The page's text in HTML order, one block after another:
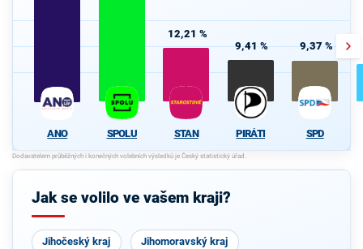
ANO SPOLU
12,21 %
STAN
9,41 %
PIRÁTI
9,37 %
SPD
Jak se volilo ve vašem kraji?
Jihočeský kraj Jihomoravský kraj